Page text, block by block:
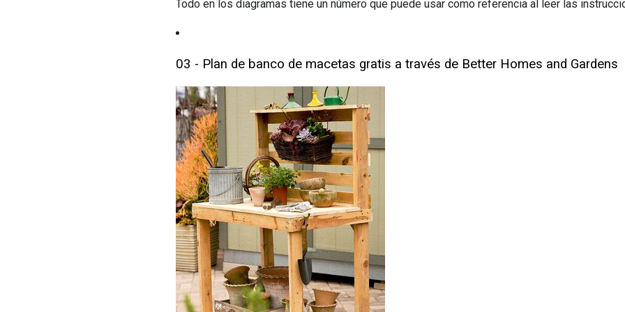
Todo en los diagramas tiene un número que puede usar como referencia al leer las
03 - Plan de banco de macetas gratis a través de Better Homes and Gardens